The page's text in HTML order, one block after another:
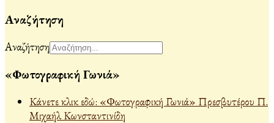
Αναζήτηση
Αναζήτηση
«Φωτογραφική Γωνιά»
Κάνετε κλικ εδώ: «Φωτογραφική Γωνιά» Πρεσβυτέρου Π.
Μιχαήλ Κωνσταντινίδη